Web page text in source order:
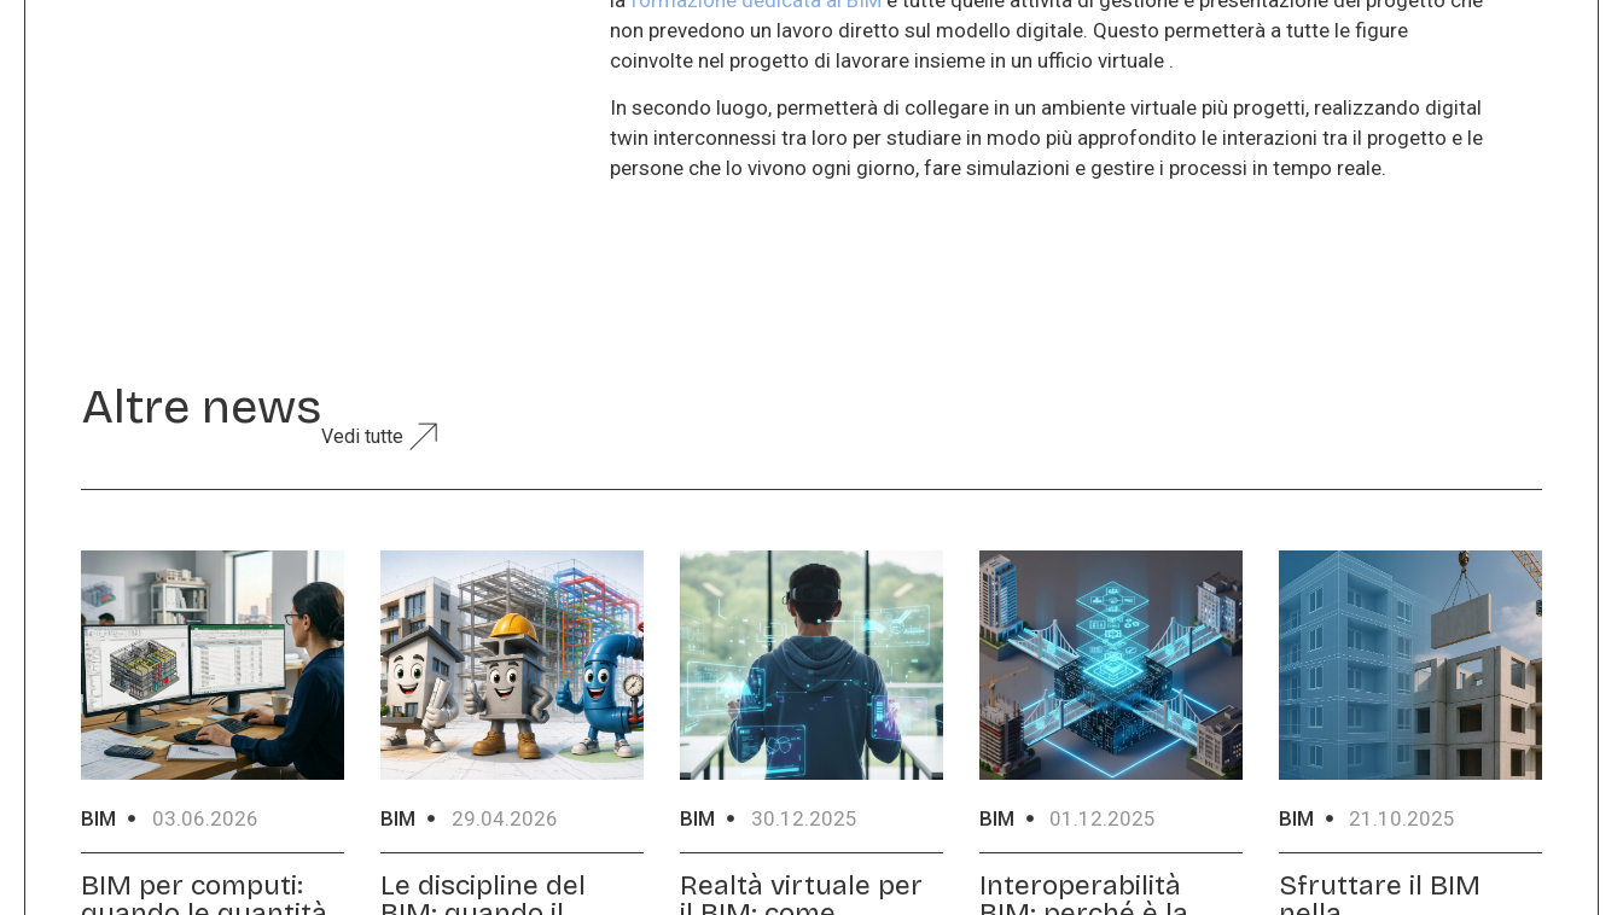
non prevedono un lavoro diretto sul modello digitale. Questo permetterà a tutte le figure
coinvolte nel progetto di lavorare insieme in un ufficio virtuale .
In secondo luogo, permetterà di collegare in un ambiente virtuale più progetti, realizzando digital
twin interconnessi tra loro per studiare in modo più approfondito le interazioni tra il progetto e le
persone che lo vivono ogni giorno, fare simulazioni e gestire i processi in tempo reale.
Altre news
Vedi tutte
BIM 03.06.2026
BIM per computi:
BIM 29.04.2026
Le discipline del
BIM 30.12.2025
Realtà virtuale per
BIM 01.12.2025
Interoperabilità
BIM 21.10.2025
Sfruttare il BIM